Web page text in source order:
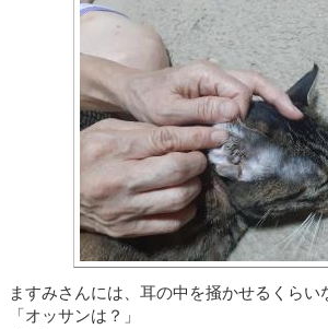
ますみさんには、耳の中を掻かせるくらい
「オッサンは？」